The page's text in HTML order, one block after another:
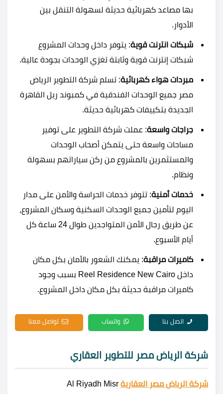
بها مصاعد كهربائية حديثة لسهولة التنقل بين
الأدوار.
شبكات انترنت قوية: يتوفر داخل وحدات المشروع
شبكات إنترنت قوية وثابتة تغزي الوحدات بجودة عالية.
مبردات هواء كهربائية: تسلم شركة التطوير الرياض
مصر جميع الوحدات الفندقية في كمبوند ريل القاهرة
الجديدة بتكييفات كهربائية حديثة.
جراجات واسعة: عملت شركة التطوير على توفير
مساحات واسعة حتى يتمكن أصحاب الوحدات
والمستثمرين بالمشروع من ركن سياراتهم بسهولة
ونظام.
خدمات أمنية: تتوفر خدمات الحراسة والأمن على مدار
اليوم لتأمين جميع الوحدات السكنية وسكان المشروع،
عن طريق رجال الأمن المتواجدين طوال 24 ساعة كل
أيام الأسبوع.
كاميرات مراقبة: يمكنك الشعور بالأمان بكل مكان
داخل Reel Residence New Cairo بسبب وجود
كاميرات مراقبة حديثة بكل مكان داخل المشروع.
اتصل بنا واتساب تواصل معنا
شركة الرياض مصر للتطوير العقاري
شركة الرياض مصر العقارية Al Riyadh Misr